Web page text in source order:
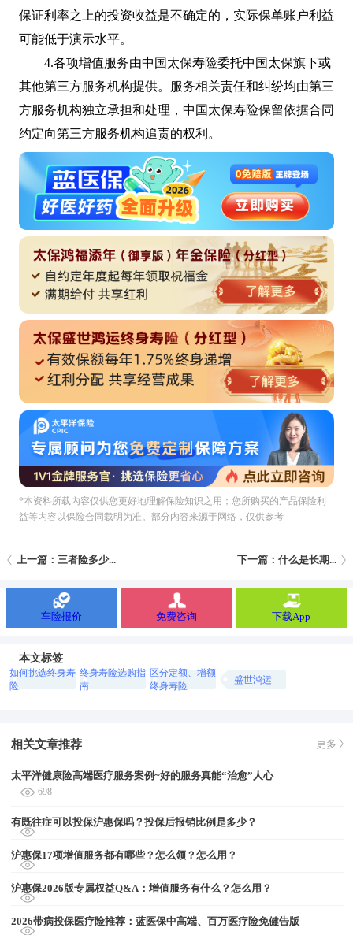
保证利率之上的投资收益是不确定的，实际保单账户利益
可能低于演示水平。
4.各项增值服务由中国太保寿险委托中国太保旗下或
其他第三方服务机构提供。服务相关责任和纠纷均由第三
方服务机构独立承担和处理，中国太保寿险保留依据合同
约定向第三方服务机构追责的权利。
*本资料所载內容仅供您更好地理解保险知识之用；您所购买的产品保险利
益等内容以保险合同载明为准。部分内容来源于网络，仅供参考
上一篇：三者险多少... 下一篇：什么是长期...
车险报价 免费咨询 下载App
本文标签
如何挑选终身寿
险
终身寿险选购指
南
区分定额、增额
终身寿险
盛世鸿运
相关文章推荐 更多
太平洋健康险高端医疗服务案例~好的服务真能“治愈”人心
698
有既往症可以投保沪惠保吗？投保后报销比例是多少？
沪惠保17项增值服务都有哪些？怎么领？怎么用？
沪惠保2026版专属权益Q&A：增值服务有什么？怎么用？
2026带病投保医疗险推荐：蓝医保中高端、百万医疗险免健告版